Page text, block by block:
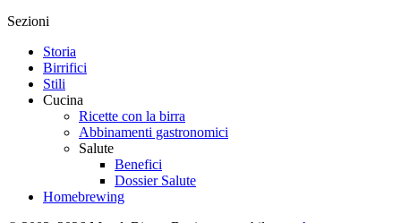
Sezioni
Storia
Birrifici
Stili
Cucina
Ricette con la birra
Abbinamenti gastronomici
Salute
Benefici
Dossier Salute
Homebrewing